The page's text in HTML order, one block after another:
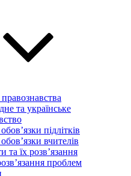
та українське
підлітків
вчителів
та їх розв’язання
проблем